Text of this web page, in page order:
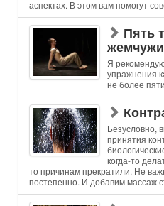
аспектах. В этом вам помогут
Пять
Я
упражнения
не более
Безусловно,
принятия
когда-то
то причинам прекратили. Не
постепенно. И добавим массаж